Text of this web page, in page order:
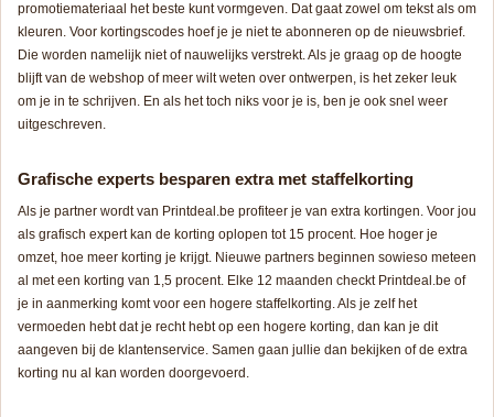
promotiemateriaal het beste kunt vormgeven. Dat gaat zowel om tekst als om
kleuren. Voor kortingscodes hoef je je niet te abonneren op de nieuwsbrief.
Die worden namelijk niet of nauwelijks verstrekt. Als je graag op de hoogte
blijft van de webshop of meer wilt weten over ontwerpen, is het zeker leuk
om je in te schrijven. En als het toch niks voor je is, ben je ook snel weer
uitgeschreven.
Grafische experts besparen extra met staffelkorting
Als je partner wordt van Printdeal.be profiteer je van extra kortingen. Voor jou
als grafisch expert kan de korting oplopen tot 15 procent. Hoe hoger je
omzet, hoe meer korting je krijgt. Nieuwe partners beginnen sowieso meteen
al met een korting van 1,5 procent. Elke 12 maanden checkt Printdeal.be of
je in aanmerking komt voor een hogere staffelkorting. Als je zelf het
vermoeden hebt dat je recht hebt op een hogere korting, dan kan je dit
aangeven bij de klantenservice. Samen gaan jullie dan bekijken of de extra
korting nu al kan worden doorgevoerd.